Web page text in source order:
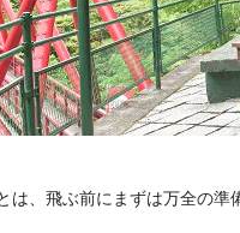
は、飛ぶ前にまずは万全の準